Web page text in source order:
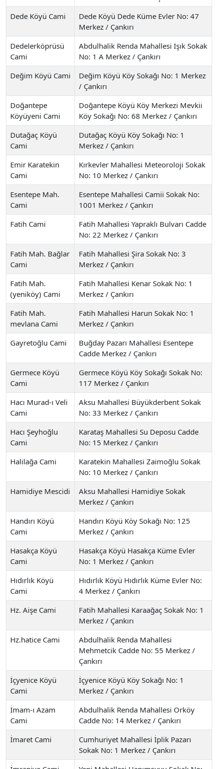
Dede Köyü Cami
Dede Köyü Dede Küme Evler No: 47
Merkez / Çankırı
Dedelerköprüsü
Cami
Abdulhalik Renda Mahallesi Işık Sokak
No: 1 A Merkez / Çankırı
Değim Köyü Cami
Değim Köyü Köy Sokağı No: 1 Merkez
/ Çankırı
Doğantepe
Köyüyeni Cami
Doğantepe Köyü Köy Merkezi Mevkii
Köy Sokağı No: 68 Merkez / Çankırı
Dutağaç Köyü
Cami
Dutağaç Köyü Köy Sokağı No: 1
Merkez / Çankırı
Emir Karatekin
Cami
Kırkevler Mahallesi Meteoroloji Sokak
No: 10 Merkez / Çankırı
Esentepe Mah.
Cami
Esentepe Mahallesi Camii Sokak No:
1001 Merkez / Çankırı
Fatih Cami
Fatih Mahallesi Yapraklı Bulvarı Cadde
No: 22 Merkez / Çankırı
Fatih Mah. Bağlar
Cami
Fatih Mahallesi Şira Sokak No: 3
Merkez / Çankırı
Fatih Mah.
(yeniköy) Cami
Fatih Mahallesi Kenar Sokak No: 1
Merkez / Çankırı
Fatih Mah.
mevlana Cami
Fatih Mahallesi Harun Sokak No: 1
Merkez / Çankırı
Gayretoğlu Cami
Buğday Pazarı Mahallesi Esentepe
Cadde Merkez / Çankırı
Germece Köyü
Cami
Germece Köyü Köy Sokağı Sokak No:
117 Merkez / Çankırı
Hacı Murad-ı Veli
Cami
Aksu Mahallesi Büyükderbent Sokak
No: 33 Merkez / Çankırı
Hacı Şeyhoğlu
Cami
Karataş Mahallesi Su Deposu Cadde
No: 15 Merkez / Çankırı
Halilağa Cami
Karatekin Mahallesi Zaimoğlu Sokak
No: 10 Merkez / Çankırı
Hamidiye Mescidi
Aksu Mahallesi Hamidiye Sokak
Merkez / Çankırı
Handırı Köyü
Cami
Handırı Köyü Köy Sokağı No: 125
Merkez / Çankırı
Hasakça Köyü
Cami
Hasakça Köyü Hasakça Küme Evler
No: 1 Merkez / Çankırı
Hıdırlık Köyü
Cami
Hıdırlık Köyü Hıdırlık Küme Evler No:
4 Merkez / Çankırı
Hz. Aişe Cami
Fatih Mahallesi Karaağaç Sokak No: 1
Merkez / Çankırı
Hz.hatice Cami
Abdulhalik Renda Mahallesi
Mehmetcik Cadde No: 55 Merkez /
Çankırı
İçyenice Köyü
Cami
İçyenice Köyü Köy Sokağı No: 1
Merkez / Çankırı
İmam-ı Azam
Cami
Abdulhalik Renda Mahallesi Orköy
Cadde No: 14 Merkez / Çankırı
İmaret Cami
Cumhuriyet Mahallesi İplik Pazarı
Sokak No: 1 Merkez / Çankırı